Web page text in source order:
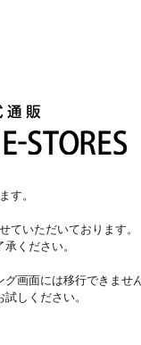
す。
ていただいております。
ください。
画面には移行できませ
しください。